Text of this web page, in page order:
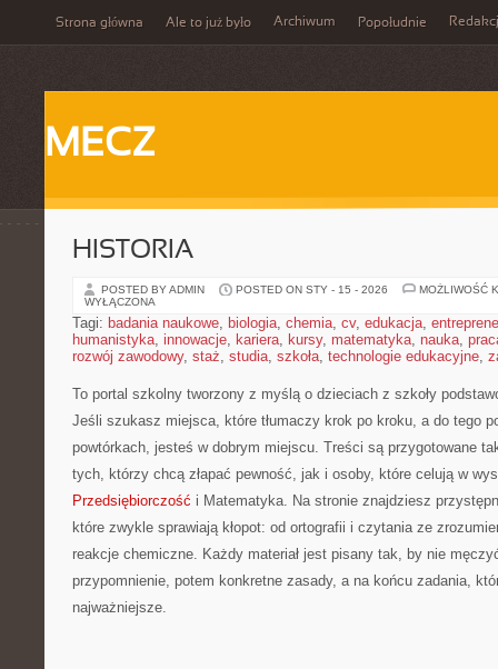
Strona główna Ale to już było Archiwum Popołudnie
MECZ
HISTORIA
POSTED BY ADMIN POSTED ON STY - 15 - 2026
MOŻLIWOŚĆ
WYŁĄCZONA
Tagi: badania naukowe, biologia, chemia, cv, edukacja,
humanistyka, innowacje, kariera, kursy, matematyka, nauka,
rozwój zawodowy, staż, studia, szkoła, technologie edukacyjne,
To portal szkolny tworzony z myślą o dzieciach z szkoły
Jeśli szukasz miejsca, które tłumaczy krok po kroku, a do tego
powtórkach, jesteś w dobrym miejscu. Treści są przygotowane
tych, którzy chcą złapać pewność, jak i osoby, które celują w
Przedsiębiorczość i Matematyka. Na stronie znajdziesz
które zwykle sprawiają kłopot: od ortografii i czytania ze
reakcje chemiczne. Każdy materiał jest pisany tak, by nie
przypomnienie, potem konkretne zasady, a na końcu zadania,
najważniejsze.